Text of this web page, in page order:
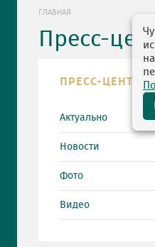
ГЛАВНАЯ
Пресс-
ПРЕСС-ЦЕНТР
Актуально
Новости
Фото
Видео